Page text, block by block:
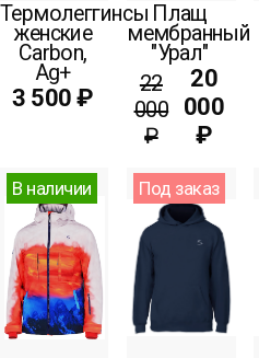
Термолеггинсы
женские
Carbon,
Ag+
3 500 ₽
Плащ
мембранный
"Урал"
22
000
₽
20
000
₽
В наличии Под заказ